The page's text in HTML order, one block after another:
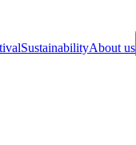
SustainabilityAbout us